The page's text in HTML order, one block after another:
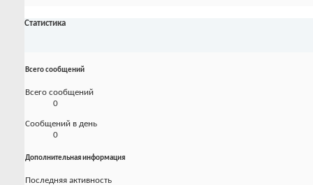
Статистика
Всего сообщений
Всего сообщений
0
Сообщений в день
0
Дополнительная информация
Последняя активность